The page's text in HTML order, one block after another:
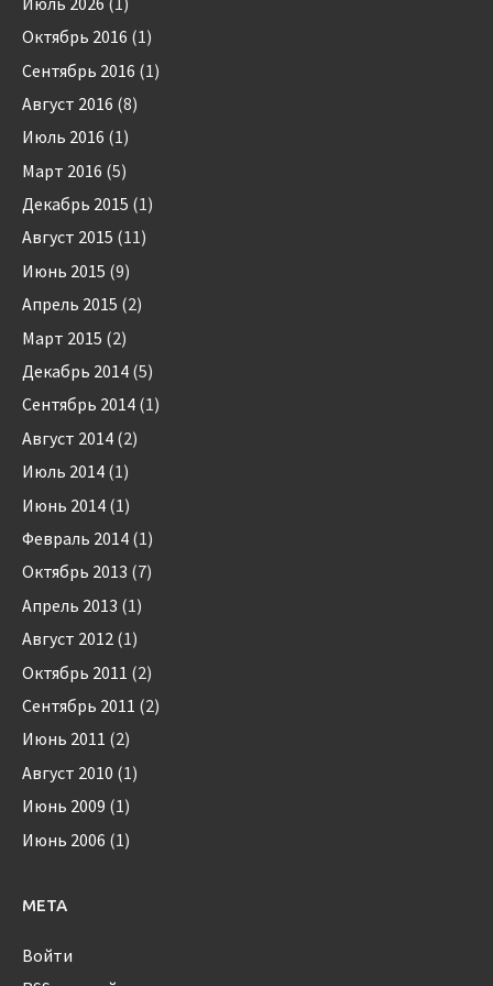
Октябрь 2016 (1)
Сентябрь 2016 (1)
Август 2016 (8)
Июль 2016 (1)
Март 2016 (5)
Декабрь 2015 (1)
Август 2015 (11)
Июнь 2015 (9)
Апрель 2015 (2)
Март 2015 (2)
Декабрь 2014 (5)
Сентябрь 2014 (1)
Август 2014 (2)
Июль 2014 (1)
Июнь 2014 (1)
Февраль 2014 (1)
Октябрь 2013 (7)
Апрель 2013 (1)
Август 2012 (1)
Октябрь 2011 (2)
Сентябрь 2011 (2)
Июнь 2011 (2)
Август 2010 (1)
Июнь 2009 (1)
Июнь 2006 (1)
МЕТА
Войти